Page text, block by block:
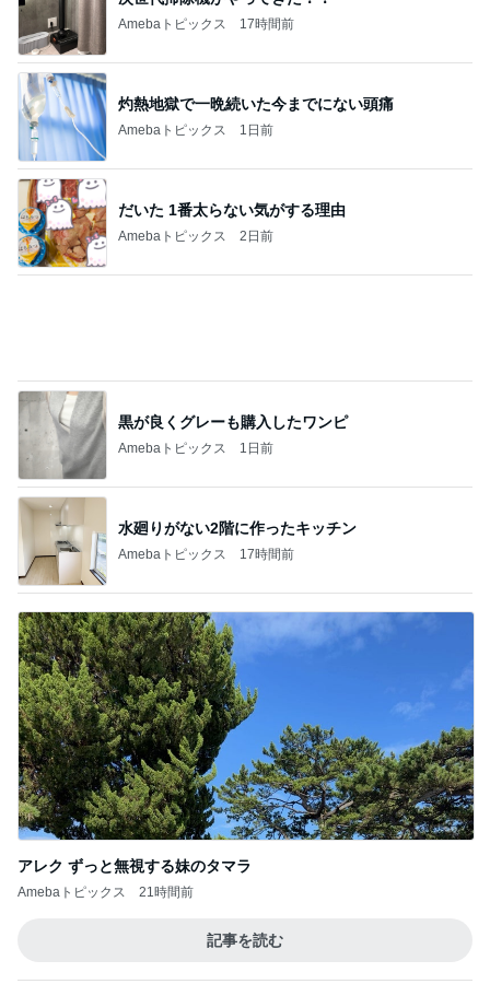
黒が良くグレーも購入したワンピ
Amebaトピックス 1日前
水廻りがない2階に作ったキッチン
Amebaトピックス 17時間前
アレク ずっと無視する妹のタマラ
Amebaトピックス
記事を読む
我慢できなくなりハワイで念願のお鮨
Amebaトピックス 11時間前
白髪を考え美容師と相談した髪色
Amebaトピックス 16時間前
Amebaトピックス 1日前